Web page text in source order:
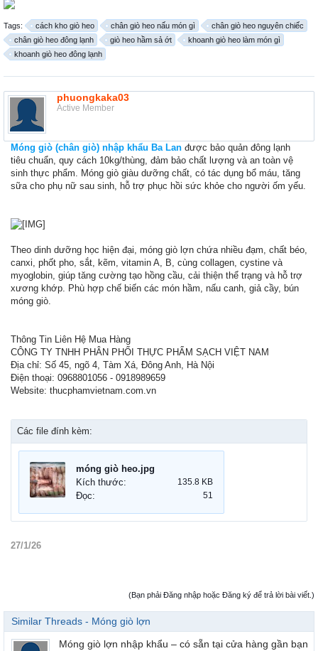
Tags: cách kho giò heo chân giò heo nấu món gì
chân giò heo nguyên chiếc
chân giò heo đông lạnh
giò heo hầm sả ớt
khoanh giò heo làm món gì
khoanh giò heo đông lạnh
phuongkaka03
Active Member
Móng giò (chân giò) nhập khẩu Ba Lan được bảo quản đông lạnh
tiêu chuẩn, quy cách 10kg/thùng, đảm bảo chất lượng và an toàn vệ
sinh thực phẩm. Móng giò giàu dưỡng chất, có tác dụng bổ máu, tăng
sữa cho phụ nữ sau sinh, hỗ trợ phục hồi sức khỏe cho người ốm yếu.
Theo dinh dưỡng học hiện đại, móng giò lợn chứa nhiều đạm, chất béo,
canxi, phốt pho, sắt, kẽm, vitamin A, B, cùng collagen, cystine và
myoglobin, giúp tăng cường tạo hồng cầu, cải thiện thể trạng và hỗ trợ
xương khớp. Phù hợp chế biến các món hầm, nấu canh, giả cầy, bún
móng giò.
Thông Tin Liên Hệ Mua Hàng
CÔNG TY TNHH PHÂN PHỐI THỰC PHẨM SẠCH VIỆT NAM
Địa chỉ: Số 45, ngõ 4, Tàm Xá, Đông Anh, Hà Nội
Điện thoại: 0968801056 - 0918989659
Website: thucphamvietnam.com.vn
Các file đính kèm:
móng giò heo.jpg
Kích thước:
135.8 KB
Đọc: 51
27/1/26
(Bạn phải Đăng nhập hoặc Đăng ký để trả lời bài viết.)
Similar Threads - Móng giò lợn
Móng giò lợn nhập khẩu – có sẵn tại cửa hàng gần bạn